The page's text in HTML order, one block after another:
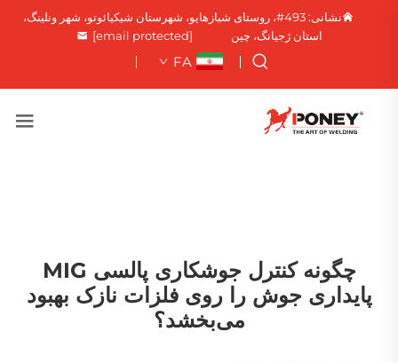
نشانی: 493#، روستای شیازهایو، شهرستان شیکیائوتو، شهر ونلینگ،
استان ژجیانگ، چین
[email protected]
FA
چگونه کنترل جوشکاری پالسی MIG
پایداری جوش را روی فلزات نازک بهبود
می‌بخشد؟